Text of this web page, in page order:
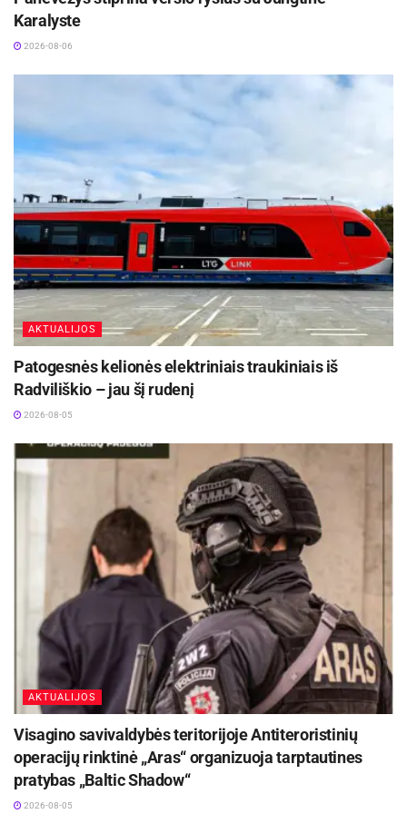
Karalyste
2026-08-06
AKTUALIJOS
Patogesnės kelionės elektriniais traukiniais iš
Radviliškio – jau šį rudenį
2026-08-05
AKTUALIJOS
Visagino savivaldybės teritorijoje Antiteroristinių
operacijų rinktinė „Aras“ organizuoja tarptautines
pratybas „Baltic Shadow“
2026-08-05